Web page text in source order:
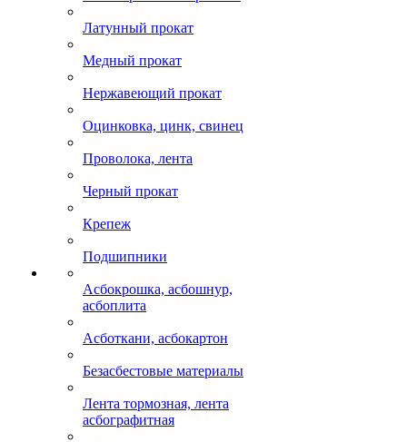
Латунный прокат
Медный прокат
Нержавеющий прокат
Оцинковка, цинк, свинец
Проволока, лента
Черный прокат
Крепеж
Подшипники
Асбокрошка, асбошнур,
асбоплита
Асботкани, асбокартон
Безасбестовые материалы
Лента тормозная, лента
асбографитная